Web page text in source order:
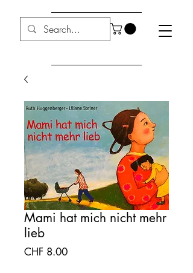
Mami hat mich nicht mehr
lieb
CHF 8.00Preis